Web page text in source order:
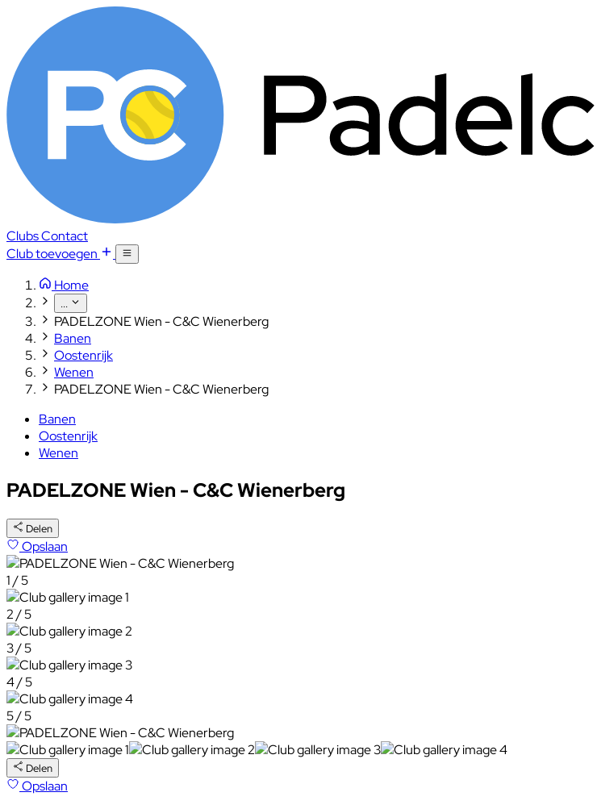
ClubsContact
Club toevoegen
Home
...
PADELZONE Wien - C&C Wienerberg
Banen
Oostenrijk
Wenen
PADELZONE Wien - C&C Wienerberg
Banen
Oostenrijk
Wenen
PADELZONE Wien - C&C Wienerberg
Delen
Opslaan
1 / 5
2 / 5
3 / 5
4 / 5
5 / 5
Delen
Opslaan